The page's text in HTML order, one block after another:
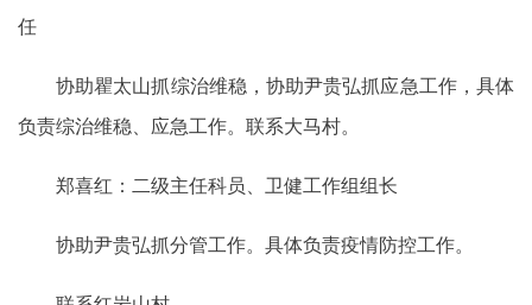
任
协助瞿太山抓综治维稳，协助尹贵弘抓应急工作，具体
负责综治维稳、应急工作。联系大马村。
郑喜红：二级主任科员、卫健工作组组长
协助尹贵弘抓分管工作。具体负责疫情防控工作。